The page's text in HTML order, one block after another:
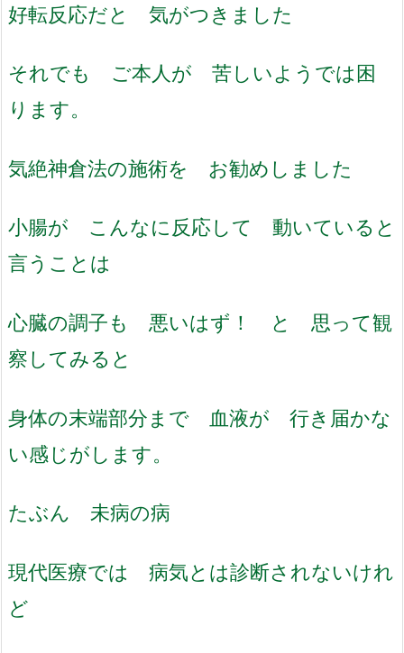
好転反応だと 気がつきました
それでも ご本人が 苦しいようでは困
ります。
気絶神倉法の施術を お勧めしました
小腸が こんなに反応して 動いていると
言うことは
心臓の調子も 悪いはず！ と 思って観
察してみると
身体の末端部分まで 血液が 行き届かな
い感じがします。
たぶん 未病の病
現代医療では 病気とは診断されないけれ
ど